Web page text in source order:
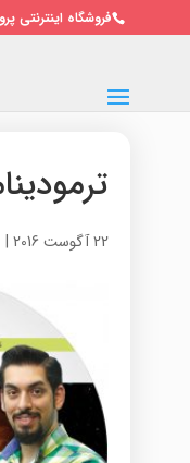
فروشگاه اینترنتی پرواز 09128501125 /
22 آگوست 2016 |